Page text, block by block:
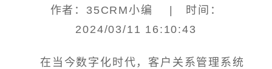
作者：35CRM小编 | 时间：
2024/03/11 16:10:43
在当今数字化时代，客户关系管理系统